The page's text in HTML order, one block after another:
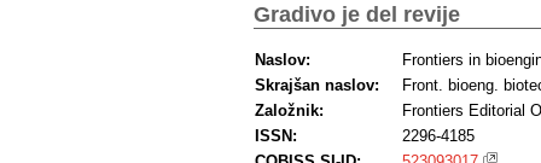
Gradivo je del revije
Naslov:
Frontiers in
Skrajšan naslov:
Front. bioeng.
Založnik:
Frontiers Editorial
ISSN:
2296-4185